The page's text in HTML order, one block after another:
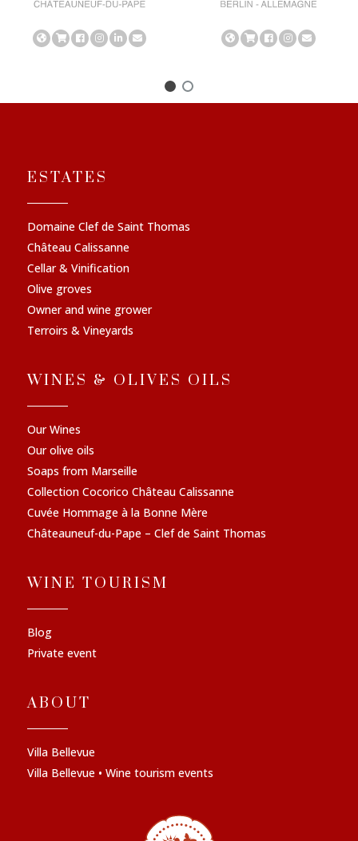
ESTATES
Domaine Clef de Saint Thomas
Château Calissanne
Cellar & Vinification
Olive groves
Owner and wine grower
Terroirs & Vineyards
WINES & OLIVES OILS
Our Wines
Our olive oils
Soaps from Marseille
Collection Cocorico Château Calissanne
Cuvée Hommage à la Bonne Mère
Châteauneuf-du-Pape – Clef de Saint Thomas
WINE TOURISM
Blog
Private event
ABOUT
Villa Bellevue
Villa Bellevue • Wine tourism events